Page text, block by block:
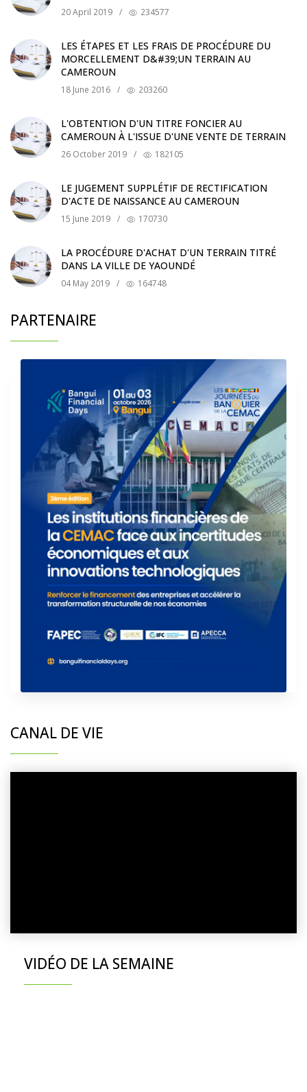
20 April 2019 / 234577
LES ÉTAPES ET LES FRAIS DE PROCÉDURE DU
MORCELLEMENT D&#39;UN TERRAIN AU
CAMEROUN
18 June 2016 / 203260
L'OBTENTION D'UN TITRE FONCIER AU
CAMEROUN À L'ISSUE D'UNE VENTE DE TERRAIN
26 October 2019 / 182105
LE JUGEMENT SUPPLÉTIF DE RECTIFICATION
D'ACTE DE NAISSANCE AU CAMEROUN
15 June 2019 / 170730
LA PROCÉDURE D'ACHAT D'UN TERRAIN TITRÉ
DANS LA VILLE DE YAOUNDÉ
04 May 2019 / 164748
PARTENAIRE
CANAL DE VIE
VIDÉO DE LA SEMAINE